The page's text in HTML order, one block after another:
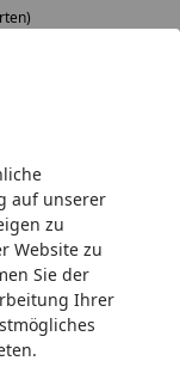
auf unserer
zu
Website zu
Sie der
Ihrer
& Pool-
Vordach Edelstahl